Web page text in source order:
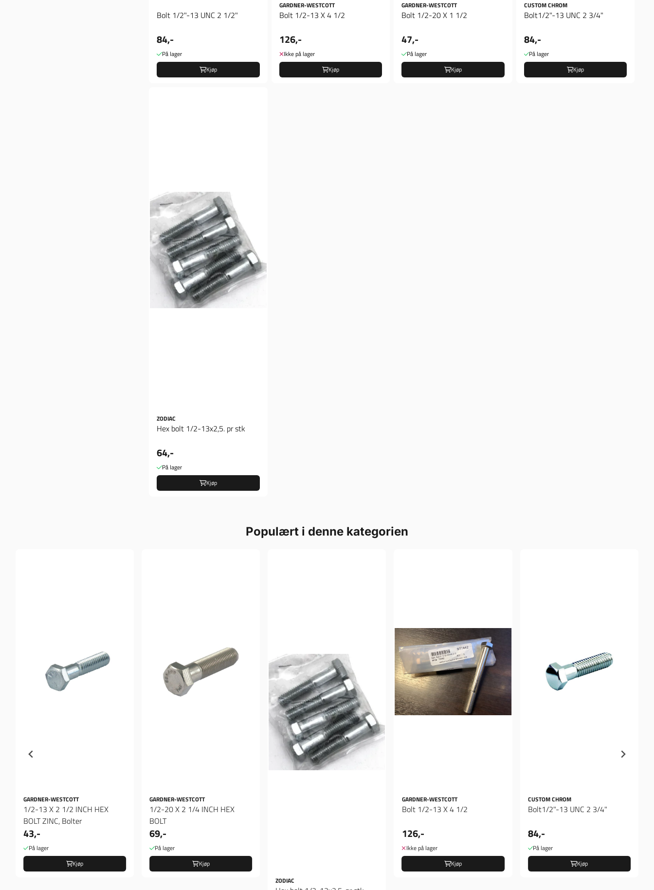
Bolt 1/2"-13 UNC 2 1/2"
84,-
På lager
Kjøp
GARDNER-WESTCOTT
Bolt 1/2-13 X 4 1/2
126,-
Ikke på lager
Kjøp
GARDNER-WESTCOTT
Bolt 1/2-20 X 1 1/2
47,-
På lager
Kjøp
CUSTOM CHROM
Bolt1/2"-13 UNC 2 3/4"
84,-
På lager
Kjøp
ZODIAC
Hex bolt 1/2-13x2,5. pr stk
64,-
På lager
Kjøp
Populært i denne kategorien
GARDNER-WESTCOTT
1/2-13 X 2 1/2 INCH HEX
BOLT ZINC, Bolter
43,-
På lager
Kjøp
GARDNER-WESTCOTT
1/2-20 X 2 1/4 INCH HEX
BOLT
69,-
På lager
Kjøp
ZODIAC
GARDNER-WESTCOTT
Bolt 1/2-13 X 4 1/2
126,-
Ikke på lager
Kjøp
CUSTOM CHROM
Bolt1/2"-13 UNC 2 3/4"
84,-
På lager
Kjøp